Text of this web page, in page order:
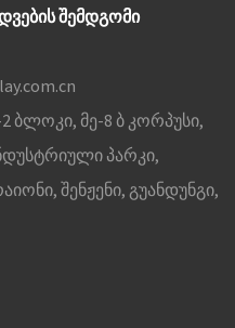
შემდგომი
ბლოკი, მე-8 ბ კორპუსი,
პარკი,
შენჟენი, გუანდუნგი,